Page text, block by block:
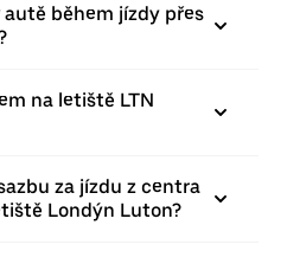
během jízdy přes
na letiště LTN
za jízdu z centra
Londýn Luton?